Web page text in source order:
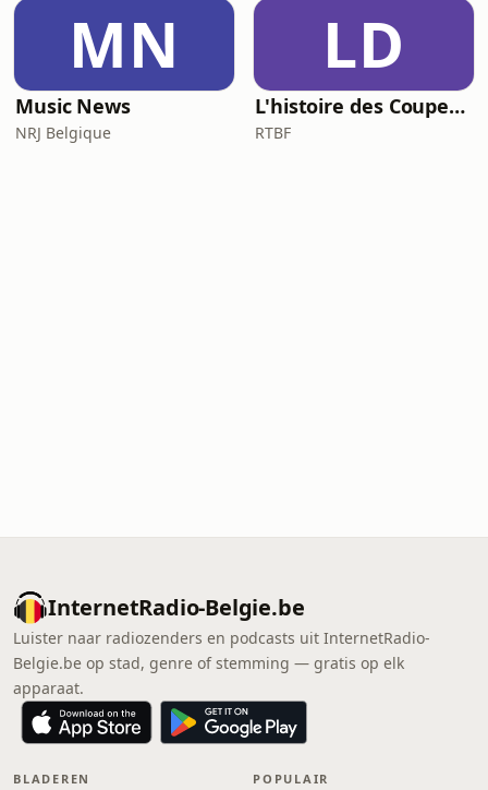
MN
Music News
NRJ Belgique
LD
L'histoire des Coupes du Monde, la géopolitique du ballon rond
RTBF
InternetRadio-Belgie.be
Luister naar radiozenders en podcasts uit InternetRadio-
Belgie.be op stad, genre of stemming — gratis op elk
apparaat.
BLADEREN POPULAIR